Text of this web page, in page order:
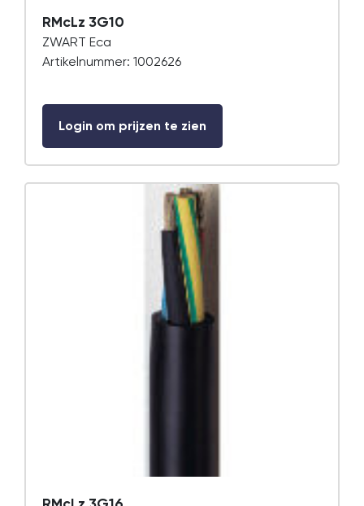
RMcLz 3G10
ZWART Eca
Artikelnummer: 1002626
Login om prijzen te zien